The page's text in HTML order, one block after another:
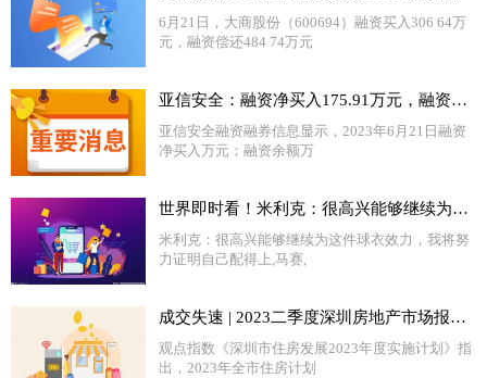
6月21日，大商股份（600694）融资买入306 64万
元，融资偿还484 74万元
亚信安全：融资净买入175.91万元，融资余额2857.55万元（06-21） 每日关注
亚信安全融资融券信息显示，2023年6月21日融资
净买入万元；融资余额万
世界即时看！米利克：很高兴能够继续为这件球衣效力，我将努力证明自己配得上
米利克：很高兴能够继续为这件球衣效力，我将努
力证明自己配得上,马赛,
成交失速 | 2023二季度深圳房地产市场报告|每日播报
观点指数《深圳市住房发展2023年度实施计划》指
出，2023年全市住房计划